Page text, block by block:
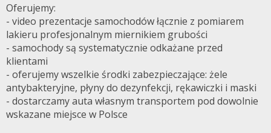
Oferujemy:
- video prezentacje samochodów łącznie z pomiarem
lakieru profesjonalnym miernikiem grubości
- samochody są systematycznie odkażane przed
klientami
- oferujemy wszelkie środki zabezpieczające: żele
antybakteryjne, płyny do dezynfekcji, rękawiczki i maski
- dostarczamy auta własnym transportem pod dowolnie
wskazane miejsce w Polsce